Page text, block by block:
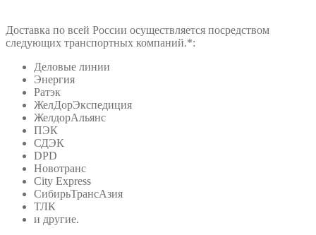
Доставка по всей России осуществляется посредством
следующих транспортных компаний.*:
Деловые линии
Энергия
Ратэк
ЖелДорЭкспедиция
ЖелдорАльянс
ПЭК
СДЭК
DPD
Новотранс
City Express
СибирьТрансАзия
ТЛК
и другие.